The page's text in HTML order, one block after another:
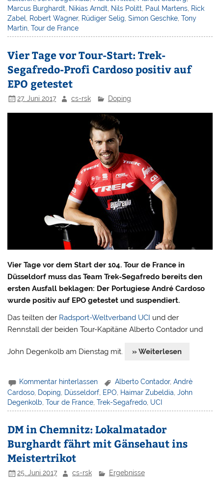
Marcus Burghardt Nikias Arndt Nils Politt Paul Martens Rick
Zabel Robert Wagner, Rüdiger Selig ,Simon Geschke ,Tony
Martin ,Tour de France
Vier Tage vor Tour-Start: Trek-
Segafredo-Profi Cardoso positiv auf
EPO getestet
27. Juni 2017 cs-rsk Doping
Vier Tage vor dem Start der 104. Tour de France in
Düsseldorf muss das Team Trek-Segafredo bereits den
ersten Ausfall beklagen: Der Portugiese André Cardoso
wurde positiv auf EPO getestet und suspendiert.
Das teilten der Radsport-Weltverband UCI und der
Rennstall der beiden Tour-Kapitäne Alberto Contador und
John Degenkolb am Dienstag mit. » Weiterlesen
Kommentar hinterlassen Alberto Contador,Andrè
Cardoso Doping Düsseldorf EPO Haimar Zubeldia ,John
Degenkolb ,Tour de France ,Trek-Segafredo UCI
DM in Chemnitz: Lokalmatador
Burghardt fährt mit Gänsehaut ins
Meistertrikot
25. Juni 2017 cs-rsk Ergebnisse